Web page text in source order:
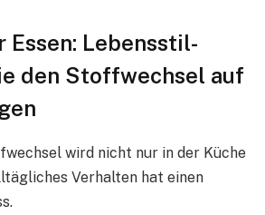
Essen: Lebensstil-
den Stoffwechsel auf
wird nicht nur in der Küche
Verhalten hat einen